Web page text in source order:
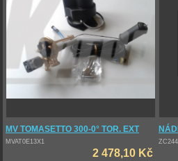
MV TOMASETTO 300-0° TOR. EXT
MVAT0E13X1
2 478,10 Kč